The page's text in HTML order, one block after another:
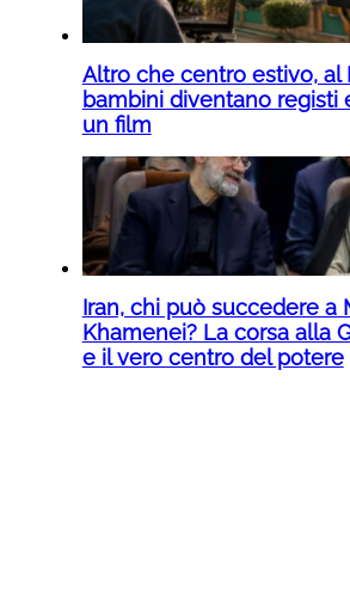
Altro che centro estivo, al
bambini diventano registi
un film
Iran, chi può succedere a
Khamenei? La corsa alla
e il vero centro del potere